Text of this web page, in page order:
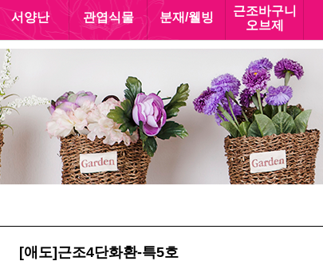
서양난 관엽식물 분재/웰빙
근조바구니
오브제
[애도]근조4단화환-특5호